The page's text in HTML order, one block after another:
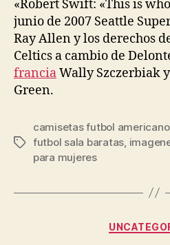
«Robert Swift: «This is
junio de 2007 Seattle
Ray Allen y los derechos
Celtics a cambio de
franciaWally Szczerbiak
Green.
Etiquetas
camisetas futbol
futbol sala baratas
para mujeres